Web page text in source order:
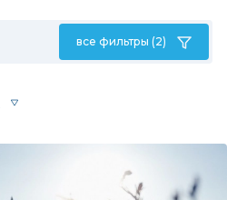
все фильтры (2)